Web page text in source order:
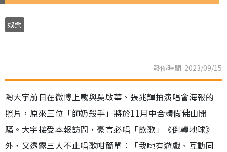
娛樂
發佈時間: 2023/09/15
陶大宇前日在微博上載與吳啟華、張兆輝拍演唱會海報的
照片，原來三位「師奶殺手」將於11月中合體假佛山開
騷。大宇接受本報訪問，豪言必唱「飲歌」《倒轉地球》
外，又透露三人不止唱歌咁簡單︰「我哋有遊戲、互動同